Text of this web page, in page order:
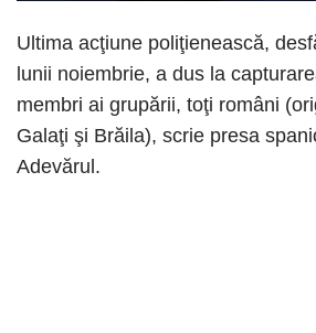
Ultima acţiune poliţienească,
lunii noiembrie, a dus la
membri ai grupării, toţi români
Galaţi şi Brăila), scrie presa
Adevărul.